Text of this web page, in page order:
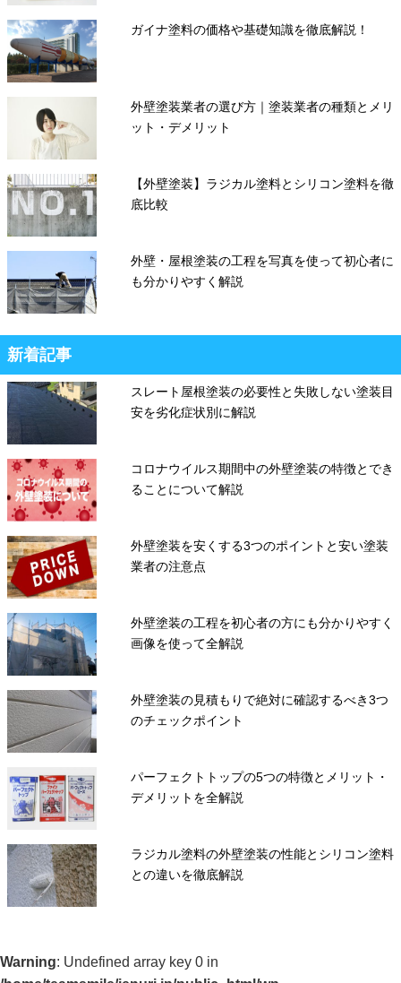
ガイナ塗料の価格や基礎知識を徹底解説！
外壁塗装業者の選び方｜塗装業者の種類とメリ
ット・デメリット
【外壁塗装】ラジカル塗料とシリコン塗料を徹
底比較
外壁・屋根塗装の工程を写真を使って初心者に
も分かりやすく解説
新着記事
スレート屋根塗装の必要性と失敗しない塗装目
安を劣化症状別に解説
コロナウイルス期間中の外壁塗装の特徴とでき
ることについて解説
外壁塗装を安くする3つのポイントと安い塗装
業者の注意点
外壁塗装の工程を初心者の方にも分かりやすく
画像を使って全解説
外壁塗装の見積もりで絶対に確認するべき3つ
のチェックポイント
パーフェクトトップの5つの特徴とメリット・
デメリットを全解説
ラジカル塗料の外壁塗装の性能とシリコン塗料
との違いを徹底解説
Warning: Undefined array key 0 in